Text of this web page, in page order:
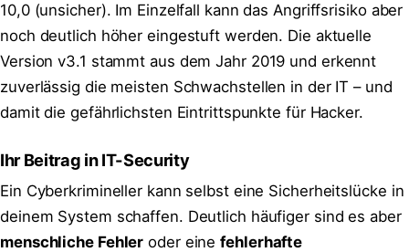
10,0 (unsicher). Im Einzelfall kann das Angriffsrisiko aber
noch deutlich höher eingestuft werden. Die aktuelle
Version v3.1 stammt aus dem Jahr 2019 und erkennt
zuverlässig die meisten Schwachstellen in der IT – und
damit die gefährlichsten Eintrittspunkte für Hacker.
Ihr Beitrag in IT-Security
Ein Cyberkrimineller kann selbst eine Sicherheitslücke in
deinem System schaffen. Deutlich häufiger sind es aber
menschliche Fehler oder einefehlerhafte